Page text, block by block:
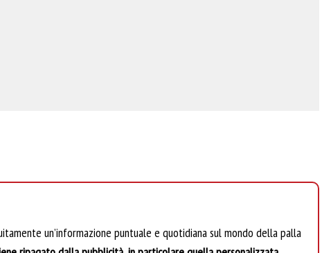
un’informazione puntuale e quotidiana sul mondo della palla